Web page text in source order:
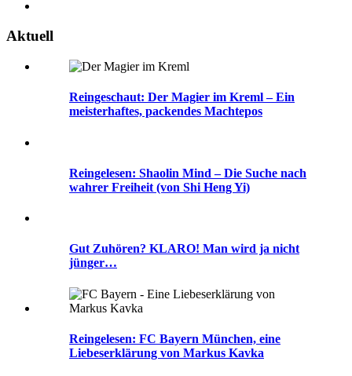
Aktuell
Reingeschaut: Der Magier im Kreml – Ein
meisterhaftes, packendes Machtepos
Reingelesen: Shaolin Mind – Die Suche nach
wahrer Freiheit (von Shi Heng Yi)
Gut Zuhören? KLARO! Man wird ja nicht
jünger…
Reingelesen: FC Bayern München, eine
Liebeserklärung von Markus Kavka